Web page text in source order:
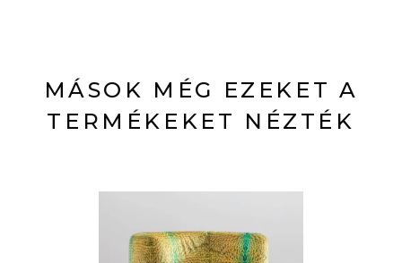
MÁSOK MÉG EZEKET A
TERMÉKEKET NÉZTÉK